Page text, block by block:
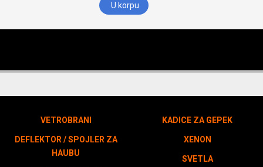
U korpu
VETROBRANI
DEFLEKTOR / SPOJLER ZA
HAUBU
KADICE ZA GEPEK
XENON
SVETLA